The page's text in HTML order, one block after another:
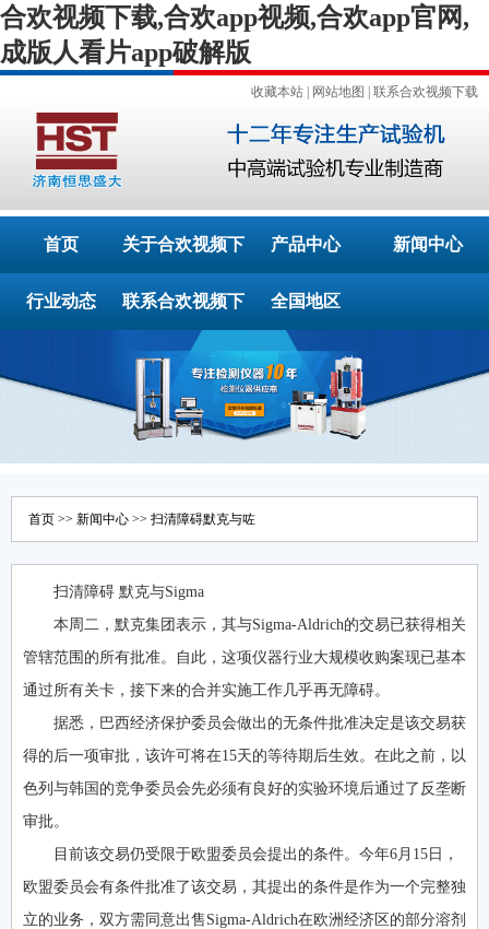
合欢视频下载,合欢app视频,合欢app官网,
成版人看片app破解版
收藏本站 网站地图 联系合欢视频下载
首页 关于合欢视频下
载
产品中心 新闻中心
行业动态 联系合欢视频下
载
全国地区
首页 >> 新闻中心 >> 扫清障碍默克与咗
扫清障碍 默克与Sigma
本周二，默克集团表示，其与Sigma-Aldrich的交易已获得相关
管辖范围的所有批准。自此，这项仪器行业大规模收购案现已基本
通过所有关卡，接下来的合并实施工作几乎再无障碍。
据悉，巴西经济保护委员会做出的无条件批准决定是该交易获
得的后一项审批，该许可将在15天的等待期后生效。在此之前，以
色列与韩国的竞争委员会先必须有良好的实验环境后通过了反垄断
审批。
目前该交易仍受限于欧盟委员会提出的条件。今年6月15日，
欧盟委员会有条件批准了该交易，其提出的条件是作为一个完整独
立的业务，双方需同意出售Sigma-Aldrich在欧洲经济区的部分溶剂